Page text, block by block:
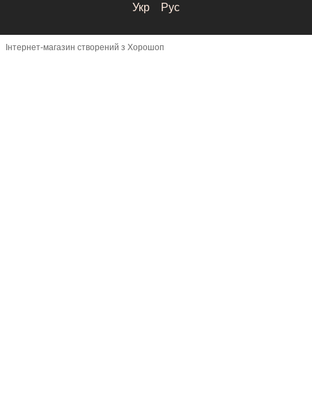
Укр Рус
Інтернет-магазин створений з Хорошоп